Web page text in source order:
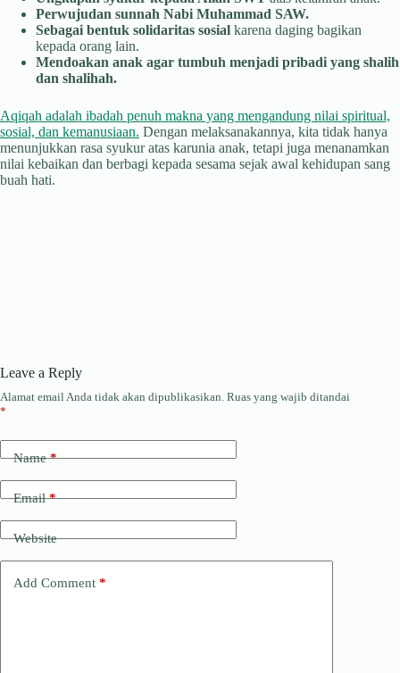
Perwujudan sunnah Nabi Muhammad SAW.
Sebagai bentuk solidaritas sosial karena daging bagikan
kepada orang lain.
Mendoakan anak agar tumbuh menjadi pribadi yang shalih
dan shalihah.
Aqiqah adalah ibadah penuh makna yang mengandung nilai spiritual,
sosial, dan kemanusiaan. Dengan melaksanakannya, kita tidak hanya
menunjukkan rasa syukur atas karunia anak, tetapi juga menanamkan
nilai kebaikan dan berbagi kepada sesama sejak awal kehidupan sang
buah hati.
Leave a Reply
Alamat email Anda tidak akan dipublikasikan. Ruas yang wajib ditandai
*
Name*
Email*
Website
Add Comment *